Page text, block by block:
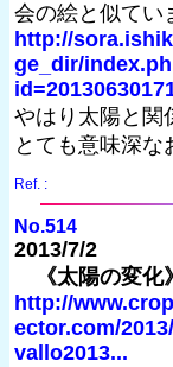
会の絵と似てい
http://
ge_dir/
やはり太陽と関
とても意味深な
Ref. :
No.514
2013/7/2
《太陽の変化》
http://
ector.com/
vallo2013...